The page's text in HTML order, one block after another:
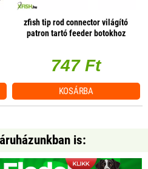
zfish tip rod connector világító
patron tartó feeder botokhoz
747 Ft
KOSÁRBA
is: